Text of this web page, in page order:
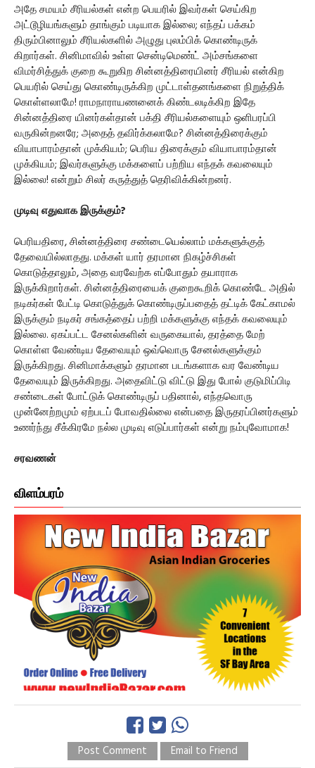
அதே சமயம் சீரியல்கள் என்ற பெயரில் இவர்கள் செய்கிற
அட்டூழியங்களும் தாங்கும் படியாக இல்லை; எந்தப் பக்கம்
திரும்பினாலும் சீரியல்களில் அழுது புலம்பிக் கொண்டிருக்
கிறார்கள். சினிமாவில் உள்ள சென்டிமெண்ட் அம்சங்களை
விமர்சித்துக் குறை கூறுகிற சின்னத்திரையினர் சீரியல் என்கிற
பெயரில் செய்து கொண்டிருக்கிற முட்டாள்தனங்களை நிறுத்திக்
கொள்ளலாமே! ராமநாராயணனைக் கிண்டலடிக்கிற இதே
சின்னத்திரை யினர்கள்தான் பக்தி சீரியல்களையும் ஒளிபரப்பி
வருகின்றனரே; அதைத் தவிர்க்கலாமே? சின்னத்திரைக்கும்
வியாபாரம்தான் முக்கியம்; பெரிய திரைக்கும் வியாபாரம்தான்
முக்கியம்; இவர்களுக்கு மக்களைப் பற்றிய எந்தக் கவலையும்
இல்லை! என்றும் சிலர் கருத்துத் தெரிவிக்கின்றனர்.
முடிவு எதுவாக இருக்கும்?
பெரியதிரை, சின்னத்திரை சண்டையெல்லாம் மக்களுக்குத்
தேவையில்லாதது. மக்கள் யார் தரமான நிகழ்ச்சிகள்
கொடுத்தாலும், அதை வரவேற்க எப்போதும் தயாராக
இருக்கிறார்கள். சின்னத்திரையைக் குறைகூறிக் கொண்டே அதில்
நடிகர்கள் பேட்டி கொடுத்துக் கொண்டிருப்பதைத் தட்டிக் கேட்காமல்
இருக்கும் நடிகர் சங்கத்தைப் பற்றி மக்களுக்கு எந்தக் கவலையும்
இல்லை. ஏகப்பட்ட சேனல்களின் வருகையால், தரத்தை மேற்
கொள்ள வேண்டிய தேவையும் ஒவ்வொரு சேனல்களுக்கும்
இருக்கிறது. சினிமாக்களும் தரமான படங்களாக வர வேண்டிய
தேவையும் இருக்கிறது. அதைவிட்டு விட்டு இது போல் குடுமிப்பிடி
சண்டைகள் போட்டுக் கொண்டிருப் பதினால், எந்தவொரு
முன்னேற்றமும் ஏற்படப் போவதில்லை என்பதை இருதரப்பினர்களும்
உணர்ந்து சீக்கிரமே நல்ல முடிவு எடுப்பார்கள் என்று நம்புவோமாக!
சரவணன்
விளம்பரம்
Post Comment Email to Friend